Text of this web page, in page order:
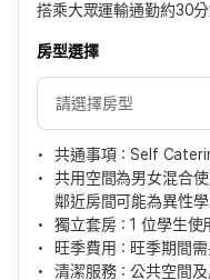
搭乘大眾運輸通勤約30
房型選擇
共通事項：Self
共用空間為男女混合使
鄰近房間可能為異性
獨立套房：1 位學生
旺季費用：旺季期間
清潔服務：公共空間